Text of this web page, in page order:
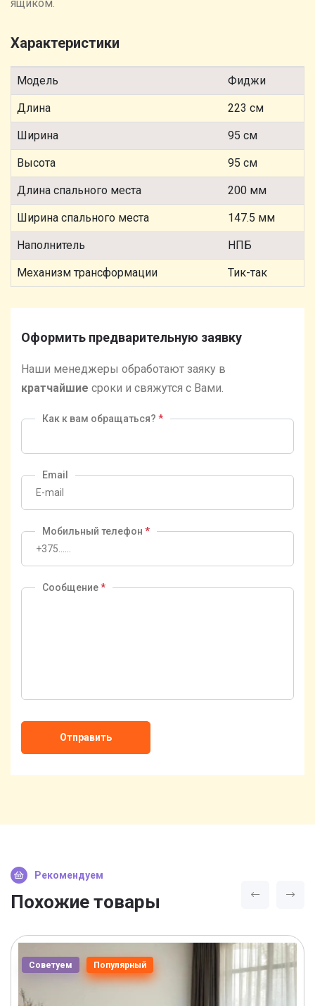
ящиком.
Характеристики
Модель Фиджи
Длина 223 см
Ширина 95 см
Высота 95 см
Длина спального места 200 мм
Ширина спального места 147.5 мм
Наполнитель НПБ
Механизм трансформации Тик-так
Оформить предварительную заявку
Наши менеджеры обработают заяку в
кратчайшие сроки и свяжутся с Вами.
Как к вам обращаться? *
Email
Мобильный телефон *
Сообщение*
Отправить
Рекомендуем
Похожие товары
Советуем Популярный